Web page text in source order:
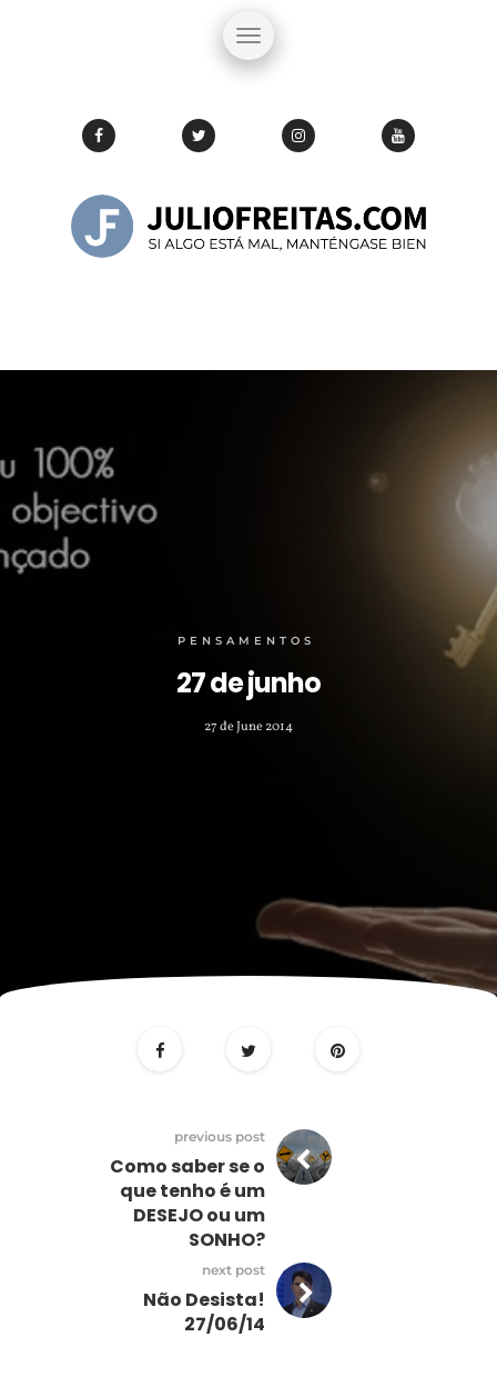
PENSAMENTOS
27 de junho
27 de June 2014
previous post
Como saber se o
que tenho é um
DESEJO ou um
SONHO?
next post
Não Desista!
27/06/14